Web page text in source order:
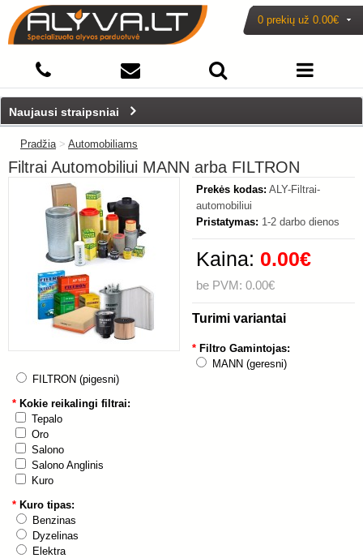
0 prekių už 0.00€
Naujausi straipsniai
Pradžia> Automobiliams
Filtrai Automobiliui MANN arba FILTRON
Prekės kodas: ALY-Filtrai-
automobiliui
Pristatymas: 1-2 darbo dienos
Kaina: 0.00€
be PVM: 0.00€
Turimi variantai
* Filtro Gamintojas:
MANN (geresni)
FILTRON (pigesni)
* Kokie reikalingi filtrai:
Tepalo
Oro
Salono
Salono Anglinis
Kuro
* Kuro tipas:
Benzinas
Dyzelinas
Elektra